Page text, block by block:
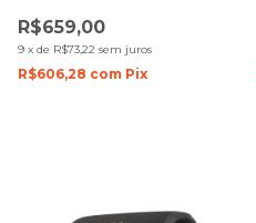
R$659,00
9 x de R$73,22 sem juros
R$606,28 com Pix